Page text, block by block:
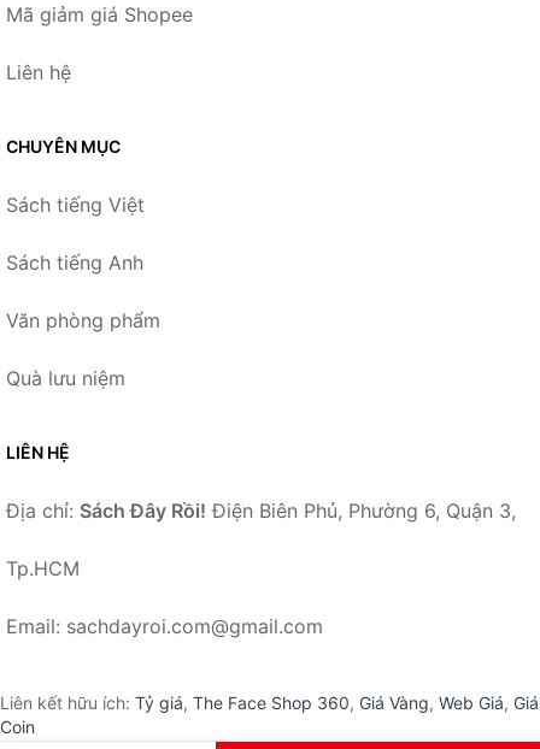
Mã giảm giá Shopee
Liên hệ
CHUYÊN MỤC
Sách tiếng Việt
Sách tiếng Anh
Văn phòng phẩm
Quà lưu niệm
LIÊN HỆ
Địa chỉ: Sách Đây Rồi! Điện Biên Phủ, Phường 6, Quận 3,
Tp.HCM
Email: sachdayroi.com@gmail.com
Liên kết hữu ích: Tỷ giá, The Face Shop 360, Giá Vàng, Web Giá, Giá
Coin